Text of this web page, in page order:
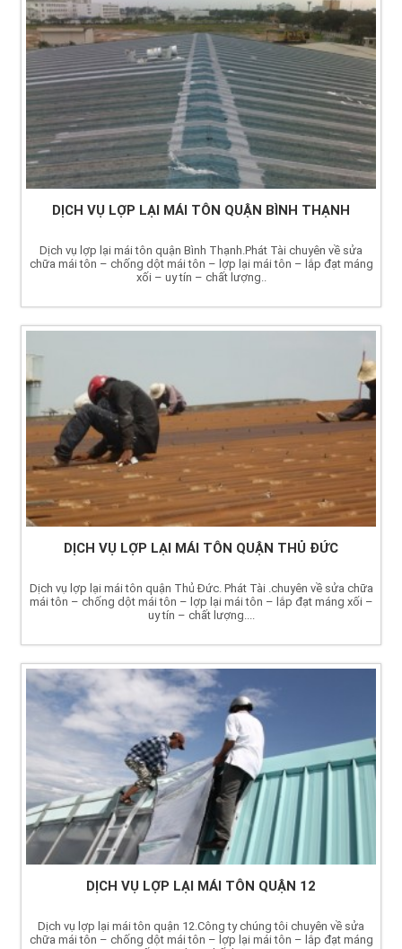
DỊCH VỤ LỢP LẠI MÁI TÔN QUẬN BÌNH THẠNH
Dịch vụ lợp lại mái tôn quận Bình Thạnh.Phát Tài chuyên về sửa
chữa mái tôn – chống dột mái tôn – lợp lại mái tôn – lắp đạt máng
xối – uy tín – chất lượng..
DỊCH VỤ LỢP LẠI MÁI TÔN QUẬN THỦ ĐỨC
Dịch vụ lợp lại mái tôn quận Thủ Đức. Phát Tài .chuyên về sửa chữa
mái tôn – chống dột mái tôn – lợp lại mái tôn – lắp đạt máng xối –
uy tín – chất lượng....
DỊCH VỤ LỢP LẠI MÁI TÔN QUẬN 12
Dịch vụ lợp lại mái tôn quận 12.Công ty chúng tôi chuyên về sửa
chữa mái tôn – chống dột mái tôn – lợp lại mái tôn – lắp đạt máng